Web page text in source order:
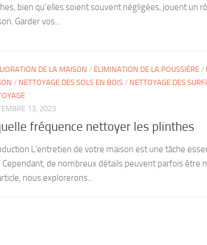
bien qu’elles soient souvent négligées, jouent un
Garder vos...
DE LA MAISON / ÉLIMINATION DE LA POUSSIÈRE /
/ NETTOYAGE DES SOLS EN BOIS / NETTOYAGE DES
13, 2023
fréquence nettoyer les plinthes
L’entretien de votre maison est une tâche
Cependant, de nombreux détails peuvent parfois être
nous explorerons...